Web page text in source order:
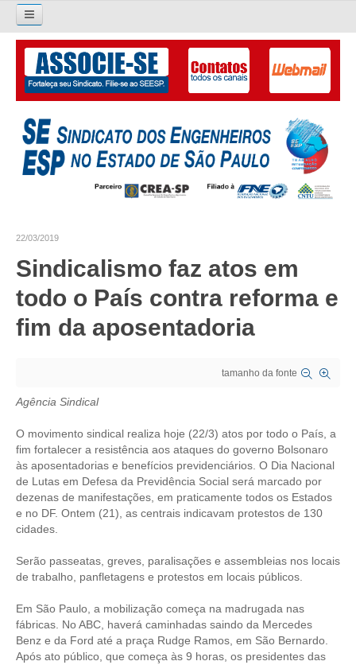
Pesquisar...
O SINDICATO
APRESENTAÇÃO
PALAVRA DO PRESIDENTE
SUBSEDES SINDICAIS
GALERIA EX-PRESIDENTES
HISTÓRICO E ATUAÇÃO
COMPOSIÇÃO
CONSELHOS ASSESSORES
NÚCLEO DA MULHER ENGENHEIRA
TRANSPARÊNCIA
JURÍDICO
22/03/2019
Sindicalismo faz atos em
todo o País contra reforma e
fim da aposentadoria
tamanho da fonte
Agência Sindical
O movimento sindical realiza hoje (22/3) atos por todo o País, a
fim fortalecer a resistência aos ataques do governo Bolsonaro
às aposentadorias e benefícios previdenciários. O Dia Nacional
de Lutas em Defesa da Previdência Social será marcado por
dezenas de manifestações, em praticamente todos os Estados
e no DF. Ontem (21), as centrais indicavam protestos de 130
cidades.
Serão passeatas, greves, paralisações e assembleias nos locais
de trabalho, panfletagens e protestos em locais públicos.
Em São Paulo, a mobilização começa na madrugada nas
fábricas. No ABC, haverá caminhadas saindo da Mercedes
Benz e da Ford até a praça Rudge Ramos, em São Bernardo.
Após ato público, que começa às 9 horas, os presidentes das